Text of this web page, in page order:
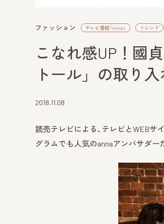
ファッション テレビ番組『anna』 トレンド
こなれ感UP！國
トール」の取り
2018.11.08
読売テレビによる、テレビとWEBサ
グラムでも人気のannaアンバサダー